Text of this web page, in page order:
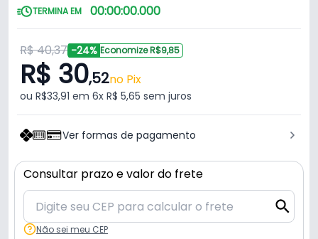
TERMINA EM 00:00:00.000
R$ 40,37 -24% Economize R$9,85
R$ 30,52no Pix
ou R$33,91 em 6x R$ 5,65 sem juros
Ver formas de pagamento
Consultar prazo e valor do frete
Não sei meu CEP